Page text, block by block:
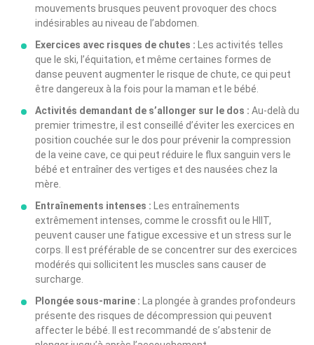
mouvements brusques peuvent provoquer des chocs
indésirables au niveau de l’abdomen.
Exercices avec risques de chutes : Les activités telles
que le ski, l’équitation, et même certaines formes de
danse peuvent augmenter le risque de chute, ce qui peut
être dangereux à la fois pour la maman et le bébé.
Activités demandant de s’allonger sur le dos : Au-delà du
premier trimestre, il est conseillé d’éviter les exercices en
position couchée sur le dos pour prévenir la compression
de la veine cave, ce qui peut réduire le flux sanguin vers le
bébé et entraîner des vertiges et des nausées chez la
mère.
Entraînements intenses : Les entraînements
extrêmement intenses, comme le crossfit ou le HIIT,
peuvent causer une fatigue excessive et un stress sur le
corps. Il est préférable de se concentrer sur des exercices
modérés qui sollicitent les muscles sans causer de
surcharge.
Plongée sous-marine : La plongée à grandes profondeurs
présente des risques de décompression qui peuvent
affecter le bébé. Il est recommandé de s’abstenir de